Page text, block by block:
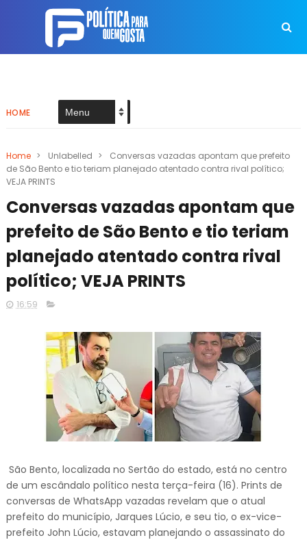
HOME
Home > Unlabelled >
Conversas vazadas apontam que prefeito
de São Bento e tio teriam planejado atentado contra rival político;
VEJA PRINTS
Conversas vazadas apontam que
prefeito de São Bento e tio teriam
planejado atentado contra rival
político; VEJA PRINTS
16:59
São Bento, localizada no Sertão do estado, está no centro
de um escândalo político nesta terça-feira (16). Prints de
conversas de WhatsApp vazadas revelam que o atual
prefeito do município, Jarques Lúcio, e seu tio, o ex-vice-
prefeito John Lúcio, estavam planejando o assassinato do